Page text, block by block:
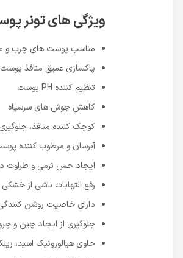
ویژگی های تونر
مناسب پوست های چرب و
پاکسازی عمیق منافذ پوست
تنظیم کننده PH پوست
کاهش جوش های سرسیاه
کوچک کننده منافذ،
آبرسان و مرطوب کننده
ایجاد حس نرمی و طراوت
رفع التهابات ناشی از
دارای خاصیت روشن
جلوگیری از ایجاد چین و
حاوی هیالورونیک اسید،